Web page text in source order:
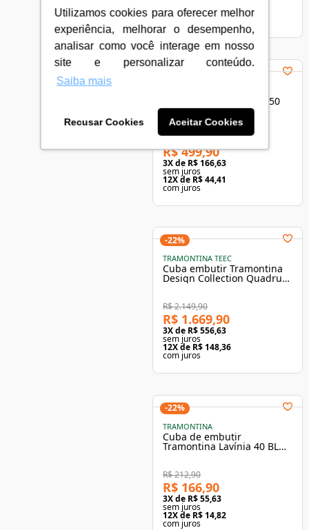
Utilizamos cookies para oferecer melhor
experiência, melhorar o desempenho,
analisar como você interage em nosso
site e personalizar conteúdo.
Saiba mais
Recusar Cookies Aceitar Cookies
12X deR$ 1,94
com juros
Cuba de Embutir Dora 50
BL R6 50x40cm Inox
Acetinado Tramontina
R$ 679,90
R$ 499,90
3X de R$ 166,63
sem juros
12X de R$ 44,41
com juros
TRAMONTINA TEEC
Cuba embutir Tramontina
Design Collection Quadrum
R$ 2.149,90
R$ 1.669,90
3X de R$ 556,63
sem juros
12X de R$ 148,36
com juros
-22%
TRAMONTINA
Cuba de embutir
Tramontina Lavínia 40 BL
R$ 212,90
R$ 166,90
3X de R$ 55,63
sem juros
12X de R$ 14,82
com juros
-22%